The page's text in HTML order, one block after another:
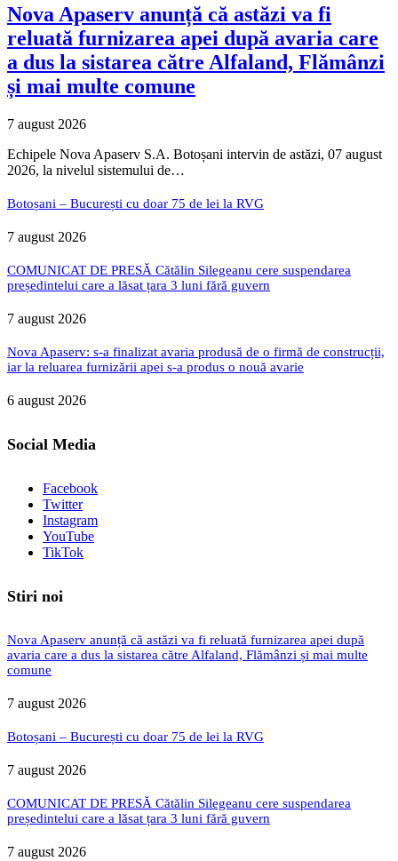
Nova Apaserv anunță că astăzi va fi
reluată furnizarea apei după avaria care
a dus la sistarea către Alfaland, Flămânzi
și mai multe comune
7 august 2026
Echipele Nova Apaserv S.A. Botoșani intervin de astăzi, 07 august
2026, la nivelul sistemului de…
Botoșani – București cu doar 75 de lei la RVG
7 august 2026
COMUNICAT DE PRESĂ Cătălin Silegeanu cere suspendarea
președintelui care a lăsat țara 3 luni fără guvern
7 august 2026
Nova Apaserv: s-a finalizat avaria produsă de o firmă de construcții,
iar la reluarea furnizării apei s-a produs o nouă avarie
6 august 2026
Social Media
Facebook
Twitter
Instagram
YouTube
TikTok
Stiri noi
Nova Apaserv anunță că astăzi va fi reluată furnizarea apei după
avaria care a dus la sistarea către Alfaland, Flămânzi și mai multe
comune
7 august 2026
Botoșani – București cu doar 75 de lei la RVG
7 august 2026
COMUNICAT DE PRESĂ Cătălin Silegeanu cere suspendarea
președintelui care a lăsat țara 3 luni fără guvern
7 august 2026